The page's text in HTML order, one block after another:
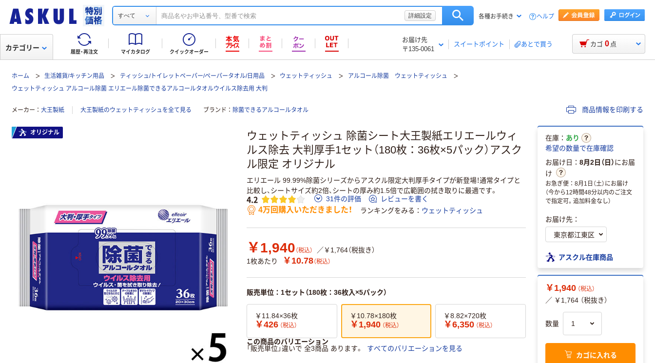
すべて 詳細設定 各種お手続き ヘルプ
履歴・再注文 マイカタログ クイックオーダー
お届け先
〒135-0061
スイートポイント あとで買う
カテゴリー カゴ 0 点
ホーム 生活雑貨/キッチン用品 ティッシュ/トイレットペーパー/ペーパータオル/日用品 ウェットティッシュ
アルコール除菌 ウェットティッシュ
ウェットティッシュ アルコール除菌 エリエール除菌できるアルコールタオルウイルス除去用 大判
メーカー 大王製紙 大王製紙のウェットティッシュを全て見る ブランド 除菌できるアルコールタオル 商品情報を印刷する
ウェットティッシュ 除菌シート大王製紙エリエールウィ
ルス除去 大判厚手1セット（180枚：36枚×5パック）アスク
ル限定 オリジナル
エリエール 99.99%除菌シリーズからアスクル限定大判厚手タイプが新登場！通常タイプと
比較し、シートサイズ約2倍、シートの厚み約1.5倍で広範囲の拭き取りに最適です。
4.2 31件の評価 レビューを書く
4万回購入いただきました！ ランキングをみる ウェットティッシュ
￥1,940 （税込）
／￥1,764（税抜き）
1枚あたり
￥10.78（税込）
販売単位：1セット（180枚：36枚入×5パック）
￥11.84×36枚
￥426 （税込）
￥10.78×180枚
￥1,940 （税込）
￥8.82×720枚
￥6,350 （税込）
この商品のバリエーション
「販売単位」違いで 全3商品 あります。
すべてのバリエーションを見る
オリジナル
在庫： あり
希望の数量で在庫確認
お届け日： 8月2日（日）にお届
け
お急ぎ便：8月1日（土）にお届け
（今から12時間48分以内のご注文
で指定可。追加料金なし）
お届け先：
アスクル在庫商品
￥1,940 （税込）
／ ￥1,764 （税抜き）
数量
カゴに入れる